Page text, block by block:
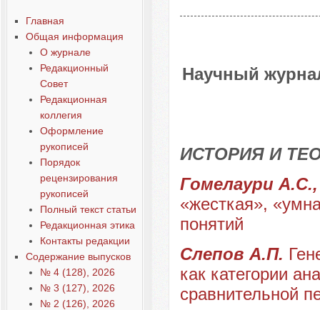
Главная
Общая информация
О журнале
Редакционный
Совет
Редакционная
коллегия
Оформление
рукописей
Порядок
рецензирования
рукописей
Полный текст статьи
Редакционная этика
Контакты редакции
Содержание выпусков
№ 4 (128), 2026
№ 3 (127), 2026
№ 2 (126), 2026
Научный
ИСТОРИЯ И
Гомелаури
«жесткая»,
понятий
Слепов А.П.
как категории
сравнительной